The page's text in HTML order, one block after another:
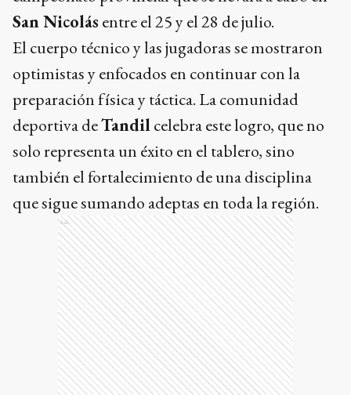
San Nicolás entre el 25 y el 28 de julio.
El cuerpo técnico y las jugadoras se mostraron
optimistas y enfocados en continuar con la
preparación física y táctica. La comunidad
deportiva deTandilcelebra este logro, que no
solo representa un éxito en el tablero, sino
también el fortalecimiento de una disciplina
que sigue sumando adeptas en toda la región.
Ads